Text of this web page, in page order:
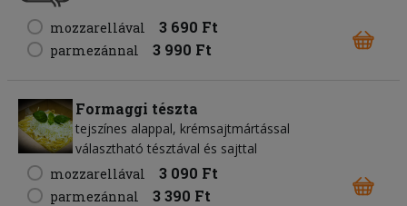
mozzarellával 3 690 Ft
parmezánnal 3 990 Ft
Formaggi tészta
tejszínes alappal, krémsajtmártással
választható tésztával és sajttal
mozzarellával
3 090 Ft
parmezánnal 3 390 Ft